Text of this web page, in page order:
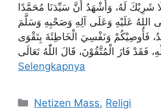
لَا شَرِيْكَ لَهُ، وَأَشْهَدُ أَنَّ سَيِّدَنَا مُحَمَّدًا
اللهُ عَلَيْهِ وَعَلَى آلِهِ وَصَحْبِهِ وَسَلَّمَ
فَأُوصِيْكُمْ وَنَفْسِيَ الْخَاطِئَةَ بِتَقْوَى
Selengkapnya
Kategori
Netizen Mass, Religi